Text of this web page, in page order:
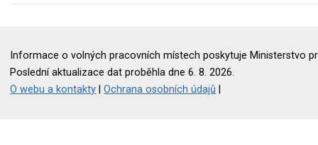
Informace o volných pracovních místech poskytuje Ministerstvo
Poslední aktualizace dat proběhla dne 6. 8. 2026.
O webu a kontakty |Ochrana osobních údajů